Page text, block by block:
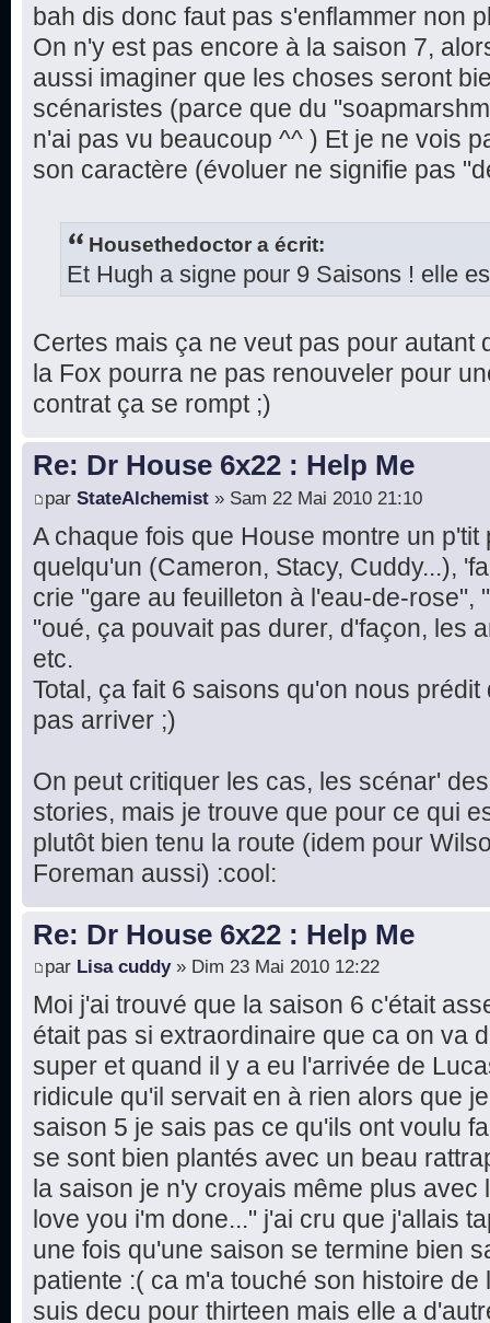
bah dis donc faut pas s'enflammer non
On n'y est pas encore à la saison 7,
aussi imaginer que les choses seront
scénaristes (parce que du
n'ai pas vu beaucoup ^^ ) Et je ne vois
son caractère (évoluer ne signifie pas
Housethedoctor a écrit:
Et Hugh a signe pour 9 Saisons ! elle
Certes mais ça ne veut pas pour autant
la Fox pourra ne pas renouveler pour
contrat ça se rompt ;)
Re: Dr House 6x22 : Help Me
par StateAlchemist » Sam 22 Mai 2010 21:10
A chaque fois que House montre un p'tit
quelqu'un (Cameron, Stacy, Cuddy...),
crie "gare au feuilleton à l'eau-de-rose",
"oué, ça pouvait pas durer, d'façon, les
etc.
Total, ça fait 6 saisons qu'on nous
pas arriver ;)
On peut critiquer les cas, les scénar'
stories, mais je trouve que pour ce qui
plutôt bien tenu la route (idem pour
Foreman aussi) :cool:
Re: Dr House 6x22 : Help Me
par Lisa cuddy» Dim 23 Mai 2010 12:22
Moi j'ai trouvé que la saison 6 c'était
était pas si extraordinaire que ca on va
super et quand il y a eu l'arrivée de
ridicule qu'il servait en à rien alors que
saison 5 je sais pas ce qu'ils ont voulu
se sont bien plantés avec un beau
la saison je n'y croyais même plus
love you i'm done..." j'ai cru que j'allais
une fois qu'une saison se termine bien
patiente :( ca m'a touché son histoire de
suis decu pour thirteen mais elle a